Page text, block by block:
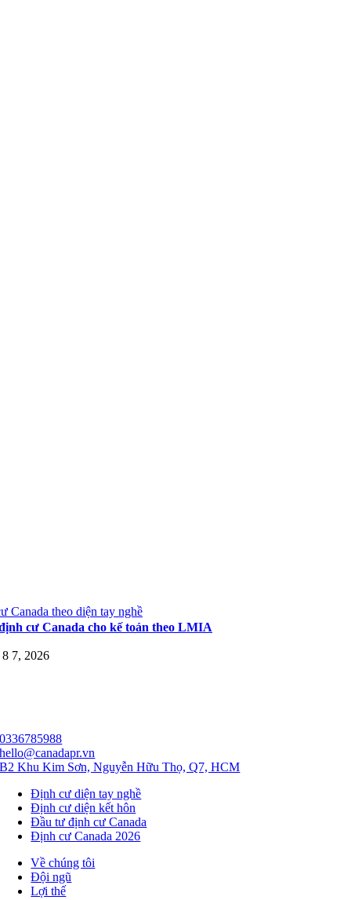
Canada theo diện tay nghề
cư Canada cho kế toán theo LMIA
7, 2026
0336785988
hello@canadapr.vn
B2 Khu Kim Sơn, Nguyễn Hữu Thọ, Q7, HCM
Định cư diện tay nghề
Định cư diện kết hôn
Đầu tư định cư Canada
Định cư Canada 2026
Về chúng tôi
Đội ngũ
Lợi thế